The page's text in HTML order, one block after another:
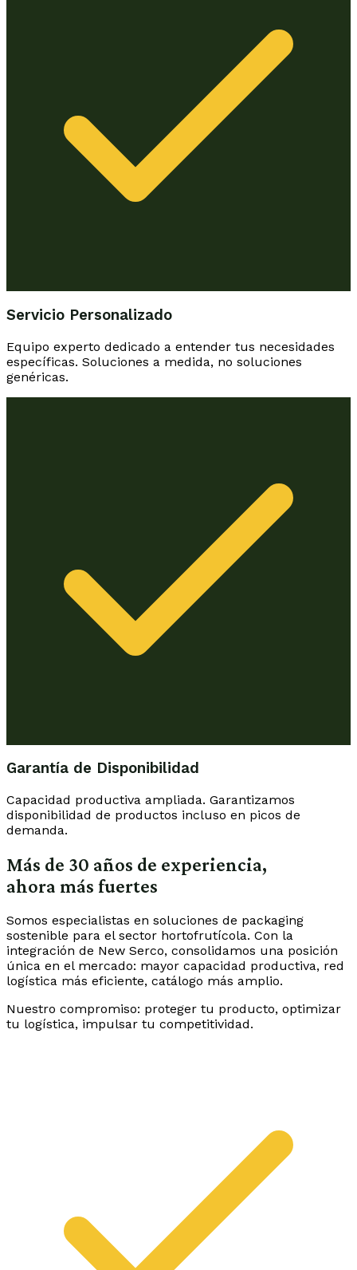
Servicio Personalizado
Equipo experto dedicado a entender tus necesidades
específicas. Soluciones a medida, no soluciones
genéricas.
Garantía de Disponibilidad
Capacidad productiva ampliada. Garantizamos
disponibilidad de productos incluso en picos de
demanda.
Más de 30 años de experiencia,
ahora más fuertes
Somos especialistas en soluciones de packaging
sostenible para el sector hortofrutícola. Con la
integración de New Serco, consolidamos una posición
única en el mercado: mayor capacidad productiva, red
logística más eficiente, catálogo más amplio.
Nuestro compromiso: proteger tu producto, optimizar
tu logística, impulsar tu competitividad.